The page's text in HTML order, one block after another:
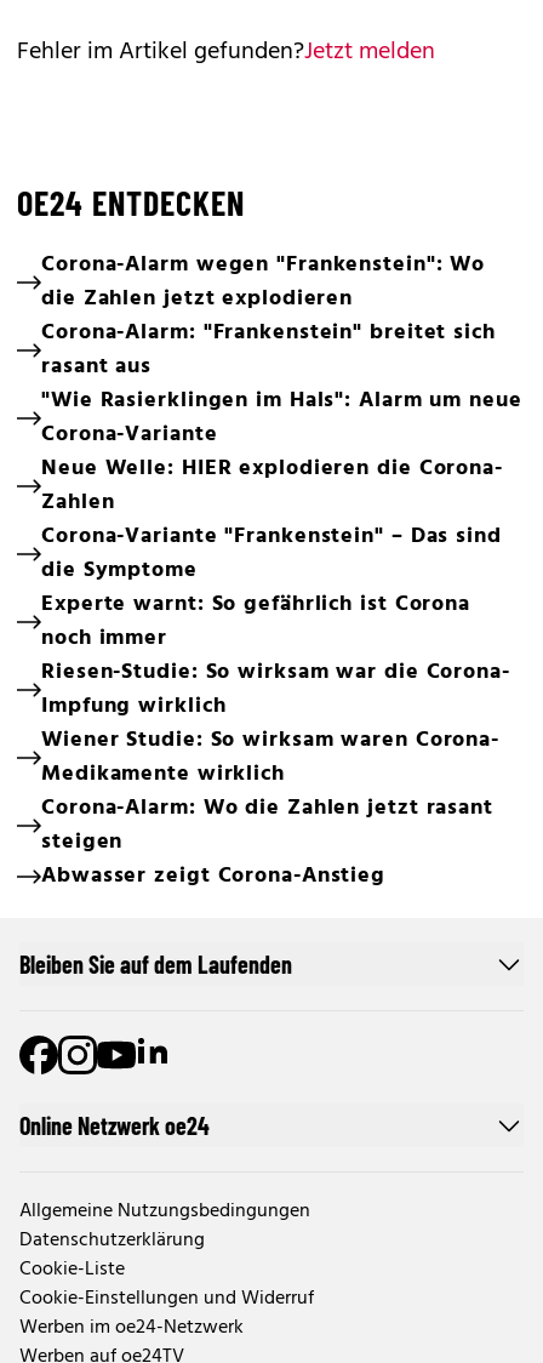
Fehler im Artikel gefunden?Jetzt melden
OE24 ENTDECKEN
Corona-Alarm wegen "Frankenstein": Wo
die Zahlen jetzt explodieren
Corona-Alarm: "Frankenstein" breitet sich
rasant aus
"Wie Rasierklingen im Hals": Alarm um neue
Corona-Variante
Neue Welle: HIER explodieren die Corona-
Zahlen
Corona-Variante "Frankenstein" – Das sind
die Symptome
Experte warnt: So gefährlich ist Corona
noch immer
Riesen-Studie: So wirksam war die Corona-
Impfung wirklich
Wiener Studie: So wirksam waren Corona-
Medikamente wirklich
Corona-Alarm: Wo die Zahlen jetzt rasant
steigen
Abwasser zeigt Corona-Anstieg
Online Netzwerk oe24
Allgemeine Nutzungsbedingungen
Datenschutzerklärung
Cookie-Liste
Cookie-Einstellungen und Widerruf
Werben im oe24-Netzwerk
Bleiben Sie auf dem Laufenden